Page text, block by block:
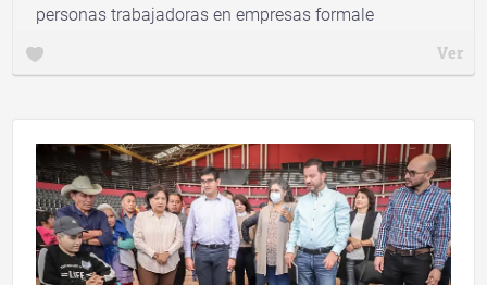
personas trabajadoras en empresas formale
Ver